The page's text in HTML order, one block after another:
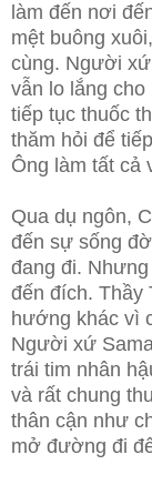
làm đến nơi
mệt buông
cùng. Người
vẫn lo lắng
tiếp tục thuốc
thăm hỏi để
Ông làm tất cả
Qua dụ ngôn,
đến sự sống
đang đi.
đến đích. Thầy
hướng khác vì
Người xứ
trái tim nhân
và rất chung
thân cận như
mở đường đi